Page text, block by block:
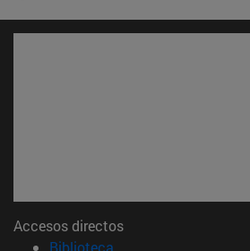
Accesos directos
Biblioteca